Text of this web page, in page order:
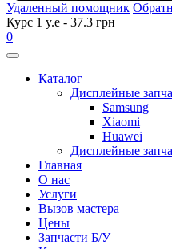
Удаленный помощник
Курс 1 y.e - 37.3 грн
0
Каталог
Дисплейные
Samsung
Xiaomi
Huawei
Дисплейные
Главная
О нас
Услуги
Вызов мастера
Цены
Запчасти Б/У